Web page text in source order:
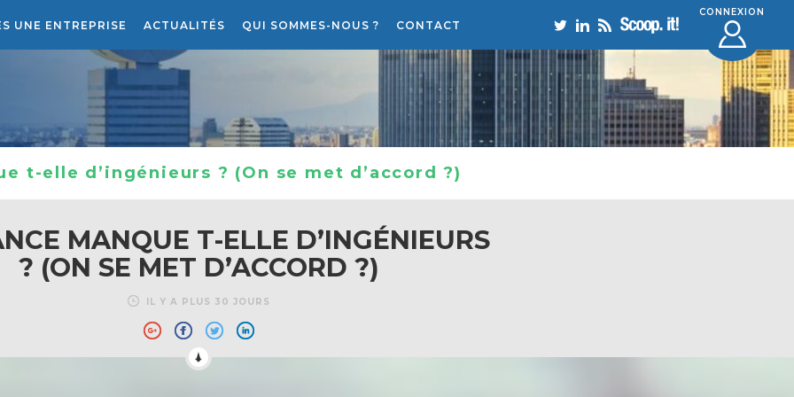
UNE ENTREPRISE ACTUALITÉS QUI SOMMES-NOUS ? CONTACT
CONNEXION
t-elle d’ingénieurs ? (On se met d’accord ?)
MANQUE T-ELLE D’INGÉNIEURS
? (ON SE MET D’ACCORD ?)
IL Y A PLUS 30 JOURS